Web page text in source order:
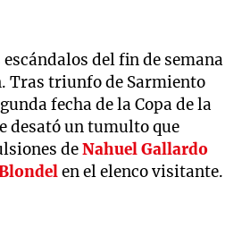
del fin de semana
Tras triunfo de Sarmiento
fecha de la Copa de la
desató un tumulto que
deNahuel Gallardo
en el elenco visitante.